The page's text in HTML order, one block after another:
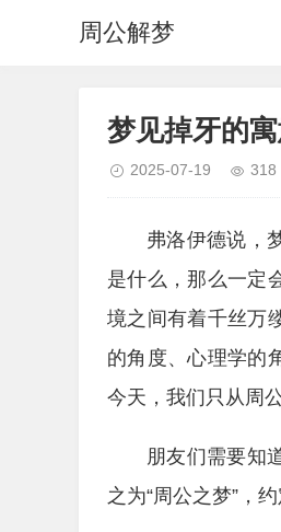
周公解梦
梦见掉牙的
2025-07-19 318
弗洛伊德说，
是什么，那么一定
境之间有着千丝万
的角度、心理学的
今天，我们只从周
朋友们需要知
之为“周公之梦”，